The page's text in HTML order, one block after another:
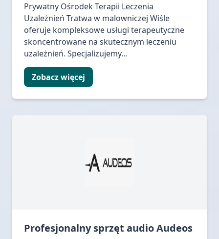
Prywatny Ośrodek Terapii Leczenia
Uzależnień Tratwa w malowniczej Wiśle
oferuje kompleksowe usługi terapeutyczne
skoncentrowane na skutecznym leczeniu
uzależnień. Specjalizujemy...
Zobacz więcej
Profesjonalny sprzęt audio Audeos